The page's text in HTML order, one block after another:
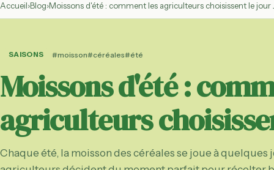
Calendrier
Fruits et légumes
par mois
AB, Label Rouge,
Accueil›Blog›Moissons d'été : comment les agriculteurs choisissent le jour
SAISONS #moisson#céréales#été
Moissons d'été :
agriculteurs
Chaque été, la moisson des céréales se joue à